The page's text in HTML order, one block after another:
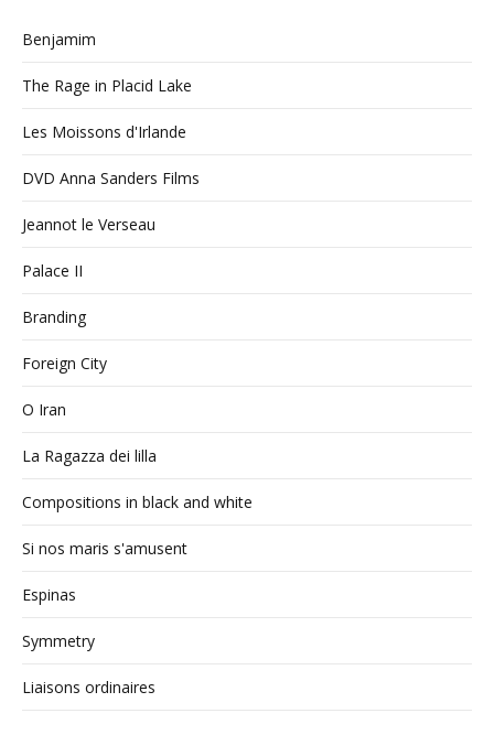
Benjamim
The Rage in Placid Lake
Les Moissons d'Irlande
DVD Anna Sanders Films
Jeannot le Verseau
Palace II
Branding
Foreign City
O Iran
La Ragazza dei lilla
Compositions in black and white
Si nos maris s'amusent
Espinas
Symmetry
Liaisons ordinaires